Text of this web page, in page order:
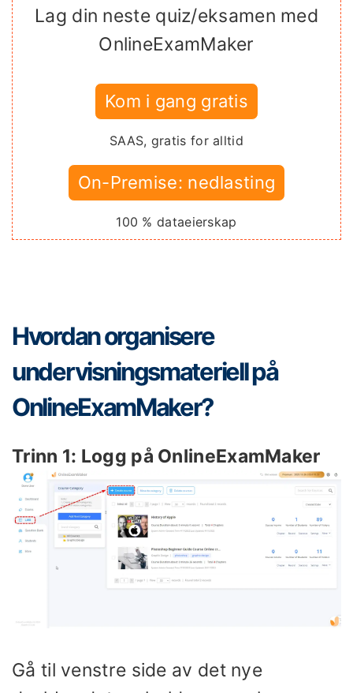
Lag din neste quiz/eksamen med
OnlineExamMaker
Kom i gang gratis
SAAS, gratis for alltid
On-Premise: nedlasting
100 % dataeierskap
Hvordan organisere
undervisningsmateriell på
OnlineExamMaker?
Trinn 1: Logg på OnlineExamMaker
Gå til venstre side av det nye